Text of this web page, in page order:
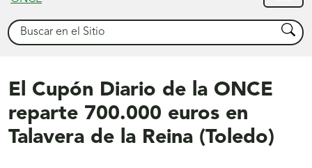
Buscar Buscar
El Cupón Diario de la ONCE
reparte 700.000 euros en
Talavera de la Reina (Toledo)